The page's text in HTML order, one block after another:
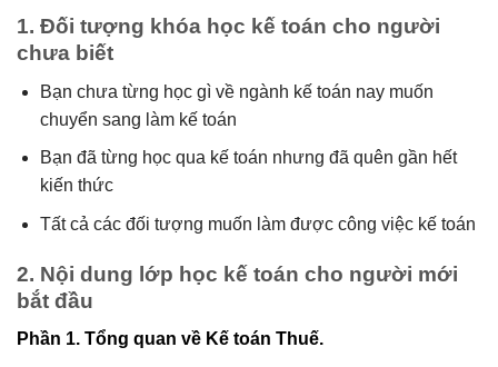
1. Đối tượng khóa học kế toán cho người
chưa biết
Bạn chưa từng học gì về ngành kế toán nay muốn
chuyển sang làm kế toán
Bạn đã từng học qua kế toán nhưng đã quên gần hết
kiến thức
Tất cả các đối tượng muốn làm được công việc kế toán
2. Nội dung lớp học kế toán cho người mới
bắt đầu
Phần 1. Tổng quan về Kế toán Thuế.